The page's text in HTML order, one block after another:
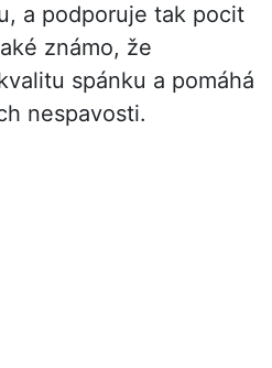
a podporuje tak pocit
známo, že
spánku a pomáhá
nespavosti.